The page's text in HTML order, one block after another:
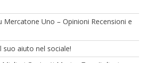
Mercatone Uno – Opinioni Recensioni e
suo aiuto nel sociale!